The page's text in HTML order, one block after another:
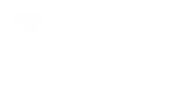
Lunes a Viernes de 08:00